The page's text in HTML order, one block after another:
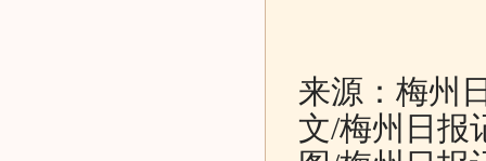
来源：梅州
文/梅州日报